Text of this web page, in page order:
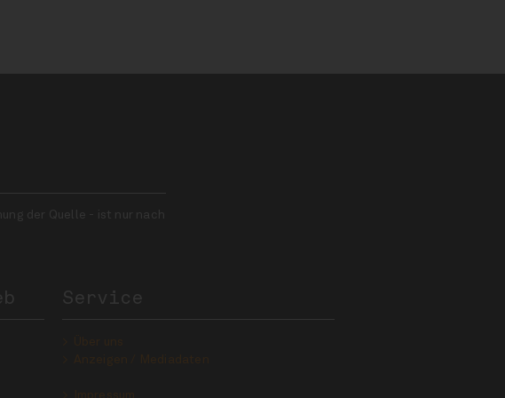
der Quelle - ist nur nach
Service